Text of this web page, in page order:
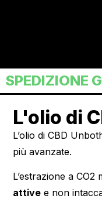
SPEDIZIONE
L'olio di
L’olio di CBD
più avanzate.
L’estrazione a CO2
attive e non